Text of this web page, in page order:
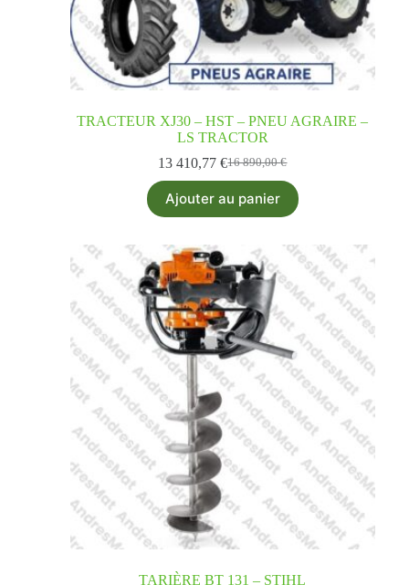
TRACTEUR XJ30 – HST – PNEU AGRAIRE –
LS TRACTOR
16 890,00€
13 410,77€
Ajouter au panier
TARIÈRE BT 131 – STIHL